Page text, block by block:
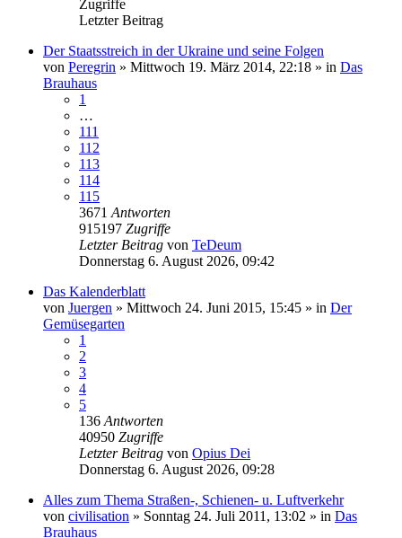
Zugriffe
Letzter Beitrag
Der Staatsstreich in der Ukraine und seine Folgen
von Peregrin » Mittwoch 19. März 2014, 22:18 » in Das
Brauhaus
1
…
111
112
113
114
115
3671 Antworten
915197 Zugriffe
Letzter Beitrag von TeDeum
Donnerstag 6. August 2026, 09:42
Das Kalenderblatt
von Juergen » Mittwoch 24. Juni 2015, 15:45 » in Der
Gemüsegarten
1
2
3
4
5
136 Antworten
40950 Zugriffe
Letzter Beitrag von Opius Dei
Donnerstag 6. August 2026, 09:28
Alles zum Thema Straßen-, Schienen- u. Luftverkehr
von civilisation » Sonntag 24. Juli 2011, 13:02 » in Das
Brauhaus